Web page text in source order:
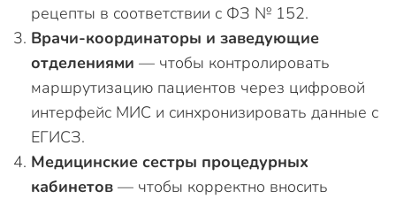
рецепты в соответствии с ФЗ № 152.
Врачи-координаторы и заведующие
отделениями — чтобы контролировать
маршрутизацию пациентов через цифровой
интерфейс МИС и синхронизировать данные с
ЕГИСЗ.
Медицинские сестры процедурных
кабинетов — чтобы корректно вносить